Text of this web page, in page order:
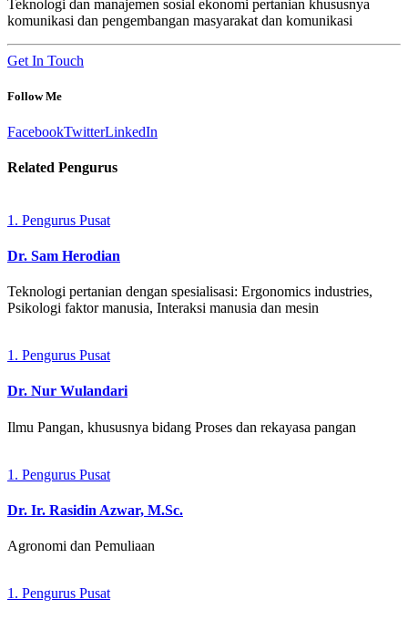
Teknologi dan manajemen sosial ekonomi pertanian khususnya
komunikasi dan pengembangan masyarakat dan komunikasi
Get In Touch
Follow Me
FacebookTwitterLinkedIn
Related Pengurus
1. Pengurus Pusat
Dr. Sam Herodian
Teknologi pertanian dengan spesialisasi: Ergonomics industries,
Psikologi faktor manusia, Interaksi manusia dan mesin
1. Pengurus Pusat
Dr. Nur Wulandari
Ilmu Pangan, khususnya bidang Proses dan rekayasa pangan
1. Pengurus Pusat
Dr. Ir. Rasidin Azwar, M.Sc.
Agronomi dan Pemuliaan
1. Pengurus Pusat